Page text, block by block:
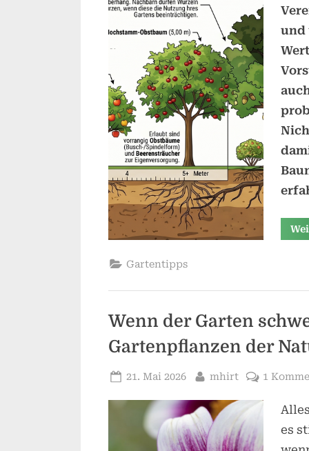
und
Gartentipps
Wenn der Garten
Gartenpflanzen der
Posted
21. Mai 2026 By
mhirt 1
es